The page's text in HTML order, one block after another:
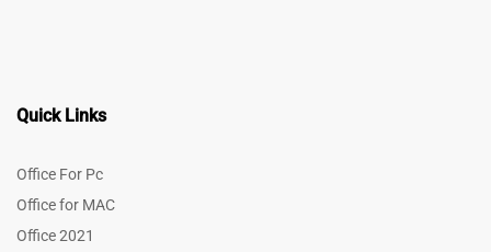
Quick Links
Office For Pc
Office for MAC
Office 2021